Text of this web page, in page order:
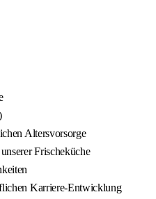
Altersvorsorge
Frischeküche
Karriere-Entwicklung